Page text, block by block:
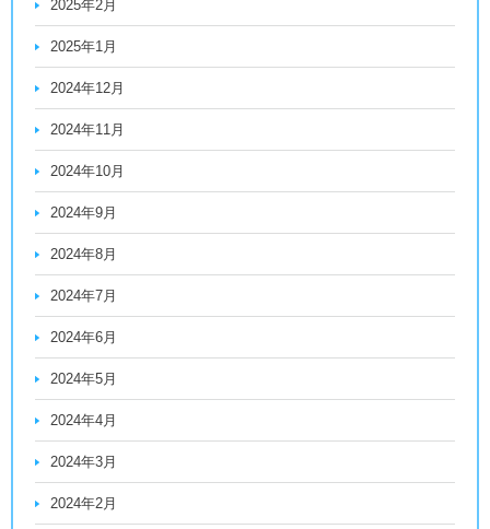
2025年2月
2025年1月
2024年12月
2024年11月
2024年10月
2024年9月
2024年8月
2024年7月
2024年6月
2024年5月
2024年4月
2024年3月
2024年2月